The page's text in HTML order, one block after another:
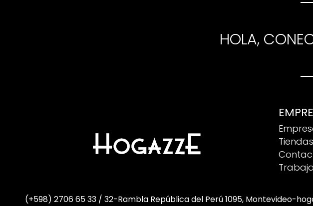
Tiendas
HOLA,
(+598) 2706 65 33 / 32-Rambla República del Perú 1095, Montevideo-